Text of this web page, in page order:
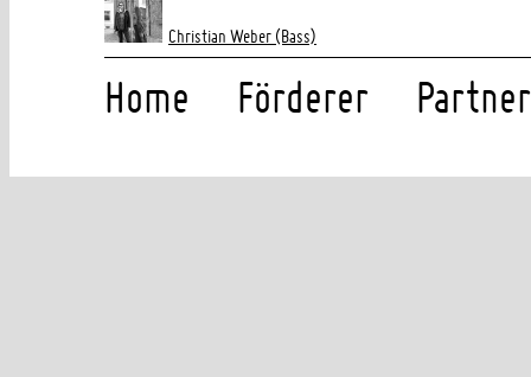
Christian Weber (Bass)
Home Förderer Partner